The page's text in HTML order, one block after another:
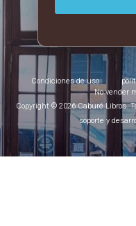
Condiciones de uso
No vender
Copyright © 2026 Caburé Libros.
soporte y